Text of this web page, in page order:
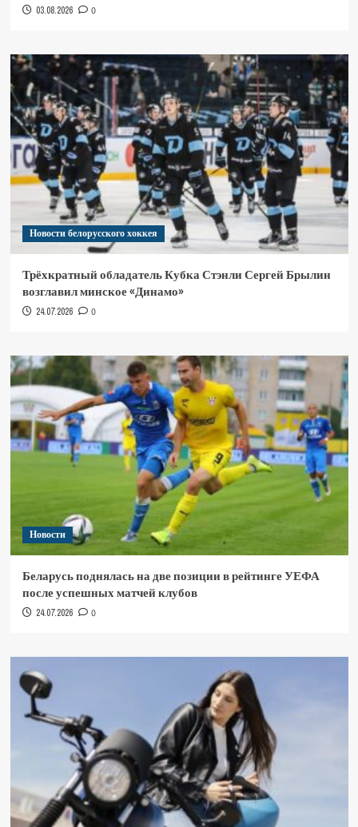
03.08.2026 0
Новости белорусского хоккея
Трёхкратный обладатель Кубка Стэнли Сергей Брылин
возглавил минское «Динамо»
24.07.2026 0
Новости
Беларусь поднялась на две позиции в рейтинге УЕФА
после успешных матчей клубов
24.07.2026 0